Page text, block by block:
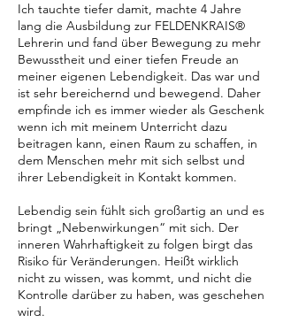
Ich tauchte tiefer damit, machte 4 Jahre
lang die Ausbildung zur FELDENKRAIS®
Lehrerin und fand über Bewegung zu mehr
Bewusstheit und einer tiefen Freude an
meiner eigenen Lebendigkeit. Das war und
ist sehr bereichernd und bewegend. Daher
empfinde ich es immer wieder als Geschenk
wenn ich mit meinem Unterricht dazu
beitragen kann, einen Raum zu schaffen, in
dem Menschen mehr mit sich selbst und
ihrer Lebendigkeit in Kontakt kommen.
Lebendig sein fühlt sich großartig an und es
bringt „Nebenwirkungen“ mit sich. Der
inneren Wahrhaftigkeit zu folgen birgt das
Risiko für Veränderungen. Heißt wirklich
nicht zu wissen, was kommt, und nicht die
Kontrolle darüber zu haben, was geschehen
wird.